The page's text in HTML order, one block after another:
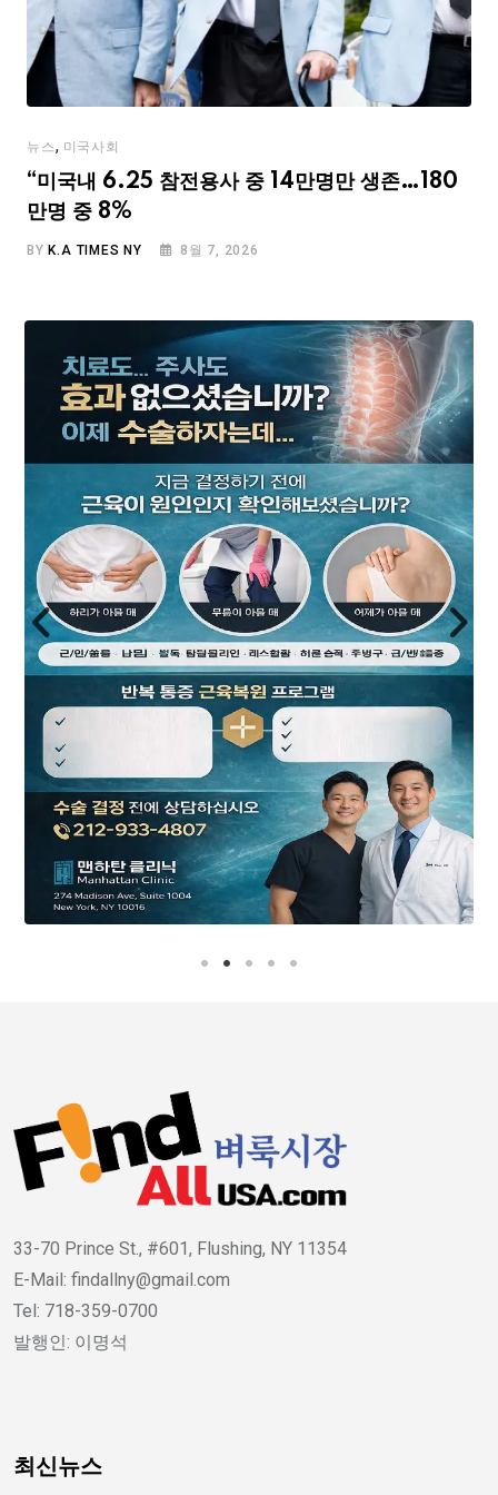
뉴스, 미국사회
“미국내 6.25 참전용사 중 14만명만 생존…180
만명 중 8%
BY K.A TIMES NY 8월 7, 2026
33-70 Prince St., #601, Flushing, NY 11354
E-Mail: findallny@gmail.com
Tel: 718-359-0700
발행인: 이명석
최신뉴스